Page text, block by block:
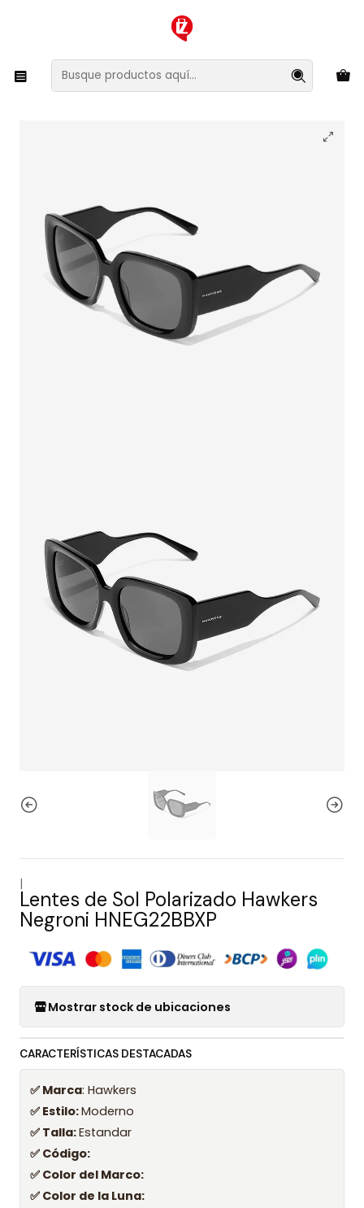
XMAS SALE ¡Compra antes de que la oferta termine!
Lentes y Accesorios Lentes de Sol
Lentes de Sol Polarizado Hawkers Negroni HNEG22BBXP
|
Lentes de Sol Polarizado Hawkers
Negroni HNEG22BBXP
Mostrar stock de ubicaciones
CARACTERÍSTICAS DESTACADAS
✅ Marca: Hawkers
✅ Estilo:Moderno
✅ Talla:Estandar
✅ Código:
✅ Color del Marco:
✅ Color de la Luna: